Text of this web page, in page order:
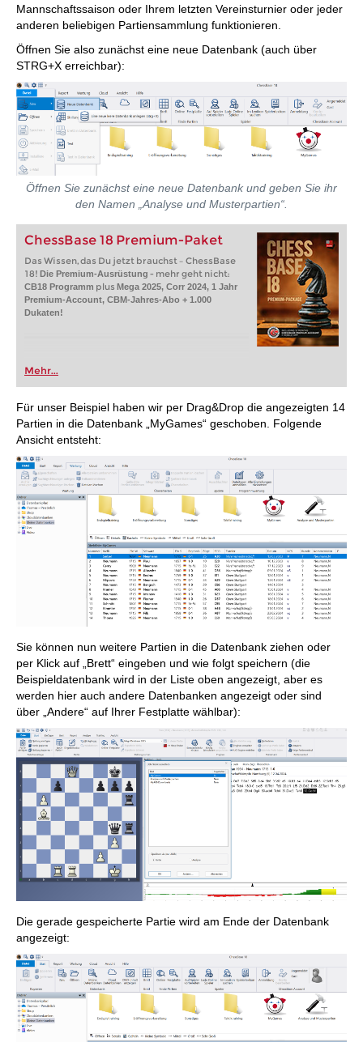
Mannschaftssaison oder Ihrem letzten Vereinsturnier oder jeder
anderen beliebigen Partiensammlung funktionieren.
Öffnen Sie also zunächst eine neue Datenbank (auch über
STRG+X erreichbar):
Öffnen Sie zunächst eine neue Datenbank und geben Sie ihr
den Namen „Analyse und Musterpartien“.
ChessBase 18 Premium-Paket
Das Wissen, das Du jetzt brauchst – ChessBase
18! Die Premium-Ausrüstung - mehr geht nicht:
CB18 Programm plus Mega 2025, Corr 2024, 1 Jahr
Premium-Account, CBM-Jahres-Abo + 1.000
Dukaten!
Mehr...
Für unser Beispiel haben wir per Drag&Drop die angezeigten 14
Partien in die Datenbank „MyGames“ geschoben. Folgende
Ansicht entsteht:
Sie können nun weitere Partien in die Datenbank ziehen oder
per Klick auf „Brett“ eingeben und wie folgt speichern (die
Beispieldatenbank wird in der Liste oben angezeigt, aber es
werden hier auch andere Datenbanken angezeigt oder sind
über „Andere“ auf Ihrer Festplatte wählbar):
Die gerade gespeicherte Partie wird am Ende der Datenbank
angezeigt: